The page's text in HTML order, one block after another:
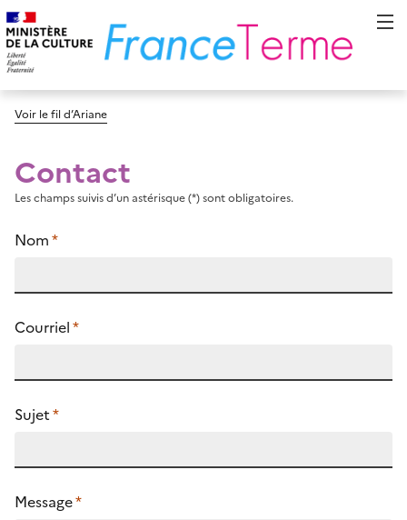
Voir le fil d’Ariane
Contact
Les champs suivis d’un astérisque (*) sont obligatoires.
Nom*
Courriel*
Sujet*
Message*